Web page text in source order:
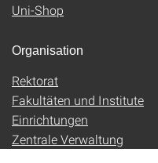
Uni-Shop
Organisation
Rektorat
Fakultäten und Institute
Einrichtungen
Zentrale Verwaltung